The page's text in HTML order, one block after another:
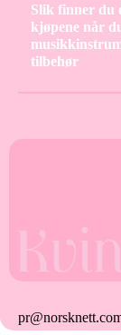
Slik finner du
kjøpene når
tilbehør